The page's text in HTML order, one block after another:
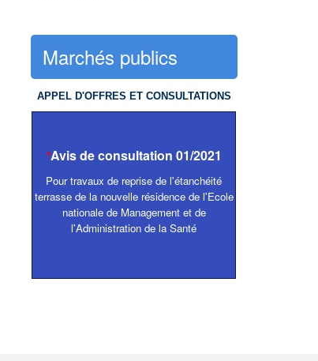
Marchés publics
APPEL D'OFFRES ET CONSULTATIONS
*Avis de consultation 01/2021
Pour travaux de reprise de l'étanchéité
terrasse de la nouvelle résidence de l'Ecole
nationale de Management et de
l'Administration de la Santé